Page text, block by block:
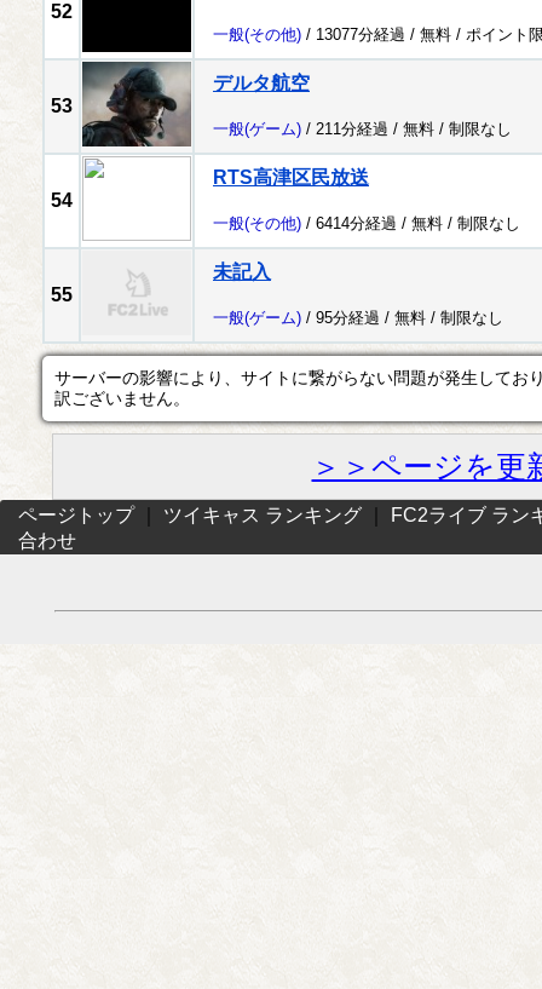
52
一般(その他) / 13077分経過 / 無料 / ポイント
53
デルタ航空
一般(ゲーム) / 211分経過 / 無料 / 制限なし
54
RTS高津区民放送
一般(その他) / 6414分経過 / 無料 / 制限なし
55
未記入
一般(ゲーム) / 95分経過 / 無料 / 制限なし
サーバーの影響により、サイトに繋がらない問題が発生してお
訳ございません。
＞＞ページを更
ページトップ｜ ツイキャス ランキング
FC2ライブ ラン
合わせ